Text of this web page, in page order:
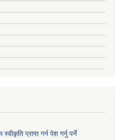
प्राप्त गर्न पेश गर्नु पर्ने